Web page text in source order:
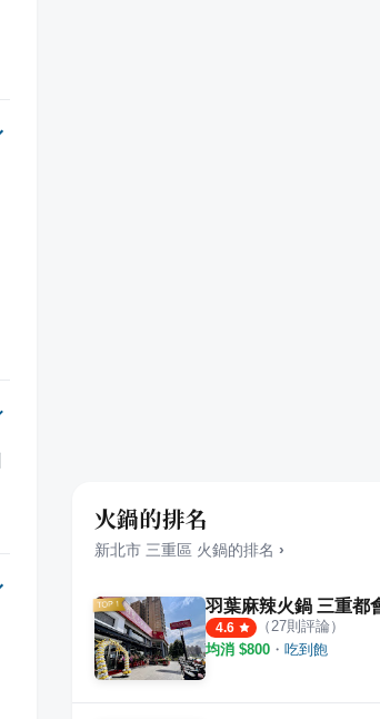
火鍋的排名
新北市 三重區 火鍋的排名 ›
羽葉麻辣火鍋 三重都
4.6 （27則評論）
均消 $800 ・ 吃到飽